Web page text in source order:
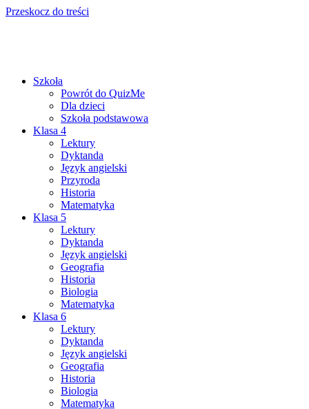
Przeskocz do treści
Szkoła
Powrót do QuizMe
Dla dzieci
Szkoła podstawowa
Klasa 4
Lektury
Dyktanda
Język angielski
Przyroda
Historia
Matematyka
Klasa 5
Lektury
Dyktanda
Język angielski
Geografia
Historia
Biologia
Matematyka
Klasa 6
Lektury
Dyktanda
Język angielski
Geografia
Historia
Biologia
Matematyka